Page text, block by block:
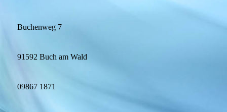
Buchenweg 7
91592 Buch am Wald
09867 1871